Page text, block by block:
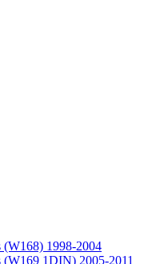
(W168) 1998-2004
(W169 1DIN) 2005-2011